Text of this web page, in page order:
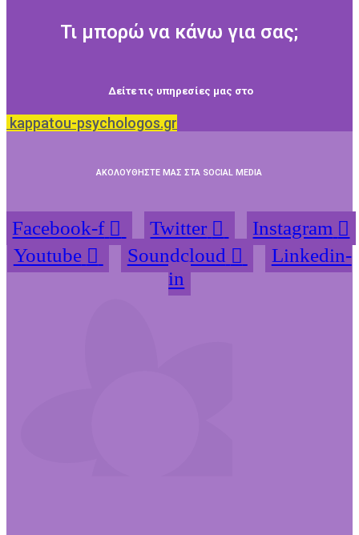
Τι μπορώ να κάνω για σας;
Δείτε τις υπηρεσίες μας στο
kappatou-psychologos.gr
ΑΚΟΛΟΥΘΗΣΤΕ ΜΑΣ ΣΤΑ SOCIAL MEDIA
Facebook-f Twitter
Instagram
Youtube
Soundcloud
Linkedin-
in